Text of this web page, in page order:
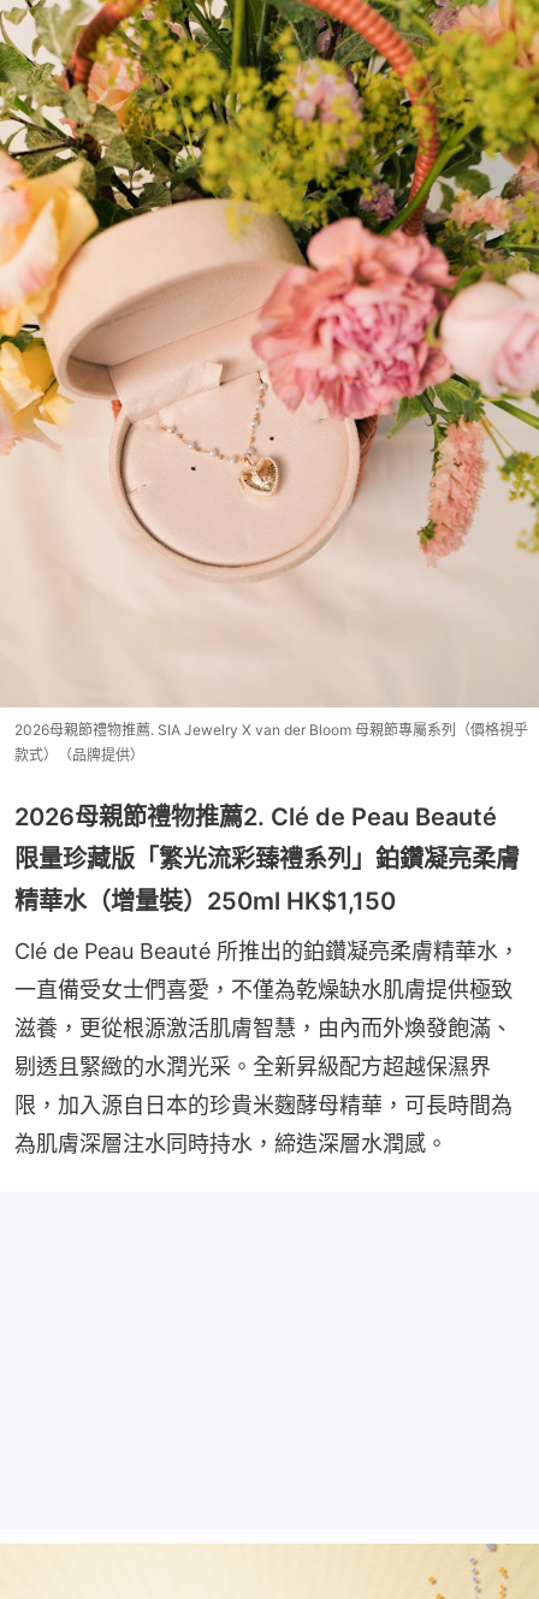
2026母親節禮物推薦. SIA Jewelry X van der Bloom 母親節專屬系列（價格視乎
款式）（品牌提供）
2026母親節禮物推薦2. Clé de Peau Beauté
限量珍藏版「繁光流彩臻禮系列」鉑鑽凝亮柔膚
精華水（增量裝）250ml HK$1,150
Clé de Peau Beauté 所推出的鉑鑽凝亮柔膚精華水，
一直備受女士們喜愛，不僅為乾燥缺水肌膚提供極致
滋養，更從根源激活肌膚智慧，由內而外煥發飽滿、
剔透且緊緻的水潤光采。全新昇級配方超越保濕界
限，加入源自日本的珍貴米麴酵母精華，可長時間為
為肌膚深層注水同時持水，締造深層水潤感。